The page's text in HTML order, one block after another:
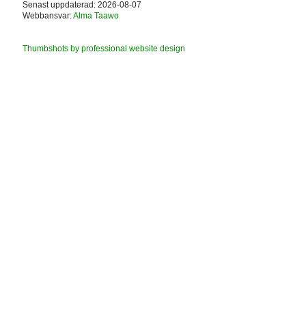
Senast uppdaterad: 2026-08-07
Webbansvar:Alma Taawo
Thumbshots by professional website design